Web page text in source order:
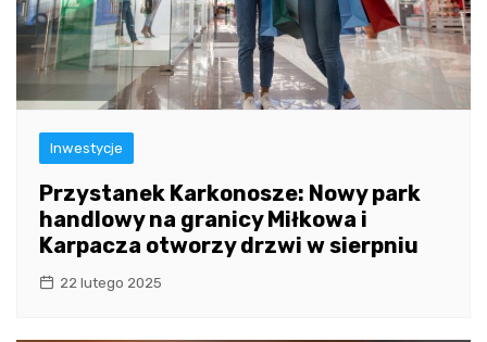
Inwestycje
Przystanek Karkonosze: Nowy park
handlowy na granicy Miłkowa i
Karpacza otworzy drzwi w sierpniu
22 lutego 2025